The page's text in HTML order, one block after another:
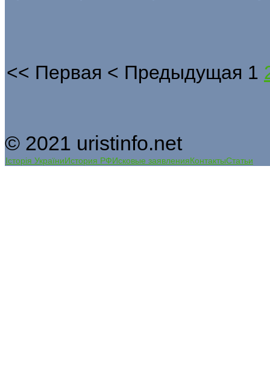
<< Первая < Предыдущая 1
© 2021 uristinfo.net
Історія УкраїниИстория РФИсковые заявленияКонтактыСтатьи